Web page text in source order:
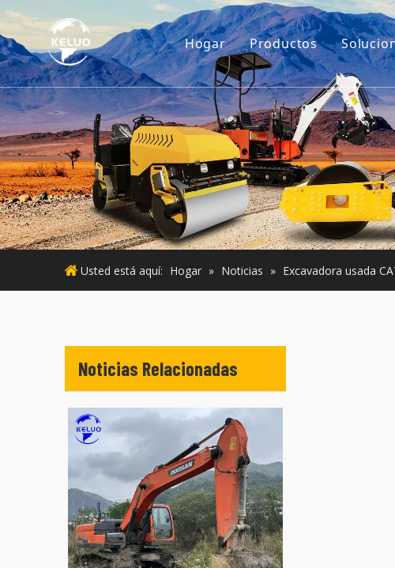
Hogar Productos
Motor
Accesorios para
Maquinaria de
Motor usado
Maquinaria Usada
Usted está aquí: Hogar » Noticias » Excavadora usada
Noticias Relacionadas